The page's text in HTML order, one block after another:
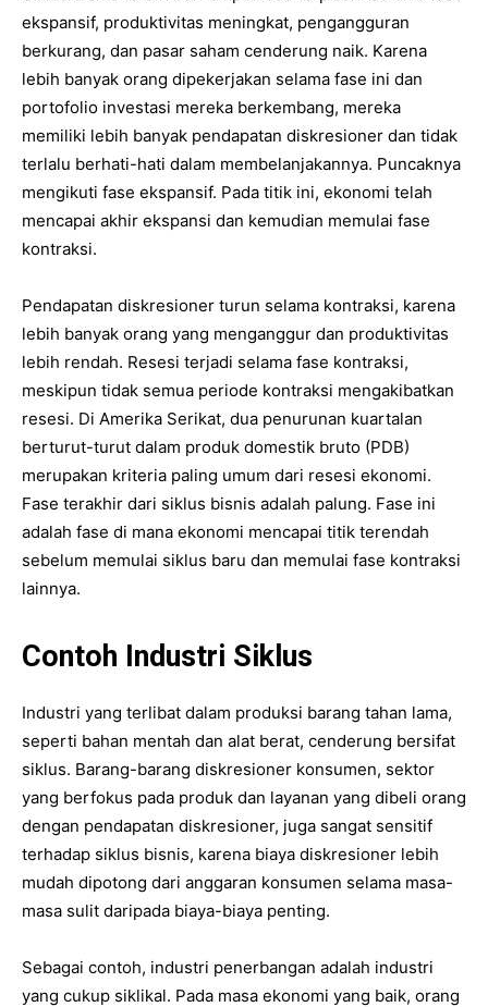
ekspansif, produktivitas meningkat, pengangguran
berkurang, dan pasar saham cenderung naik. Karena
lebih banyak orang dipekerjakan selama fase ini dan
portofolio investasi mereka berkembang, mereka
memiliki lebih banyak pendapatan diskresioner dan tidak
terlalu berhati-hati dalam membelanjakannya. Puncaknya
mengikuti fase ekspansif. Pada titik ini, ekonomi telah
mencapai akhir ekspansi dan kemudian memulai fase
kontraksi.
Pendapatan diskresioner turun selama kontraksi, karena
lebih banyak orang yang menganggur dan produktivitas
lebih rendah. Resesi terjadi selama fase kontraksi,
meskipun tidak semua periode kontraksi mengakibatkan
resesi. Di Amerika Serikat, dua penurunan kuartalan
berturut-turut dalam produk domestik bruto (PDB)
merupakan kriteria paling umum dari resesi ekonomi.
Fase terakhir dari siklus bisnis adalah palung. Fase ini
adalah fase di mana ekonomi mencapai titik terendah
sebelum memulai siklus baru dan memulai fase kontraksi
lainnya.
Contoh Industri Siklus
Industri yang terlibat dalam produksi barang tahan lama,
seperti bahan mentah dan alat berat, cenderung bersifat
siklus. Barang-barang diskresioner konsumen, sektor
yang berfokus pada produk dan layanan yang dibeli orang
dengan pendapatan diskresioner, juga sangat sensitif
terhadap siklus bisnis, karena biaya diskresioner lebih
mudah dipotong dari anggaran konsumen selama masa-
masa sulit daripada biaya-biaya penting.
Sebagai contoh, industri penerbangan adalah industri
yang cukup siklikal. Pada masa ekonomi yang baik, orang